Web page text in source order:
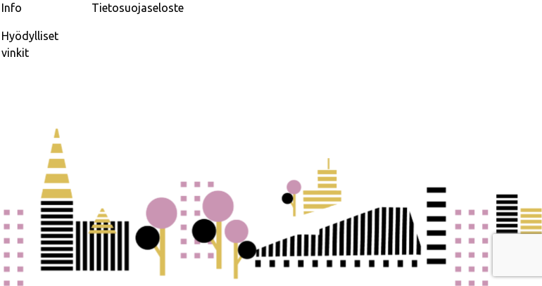
Info
Hyödylliset
vinkit
Tietosuojaseloste